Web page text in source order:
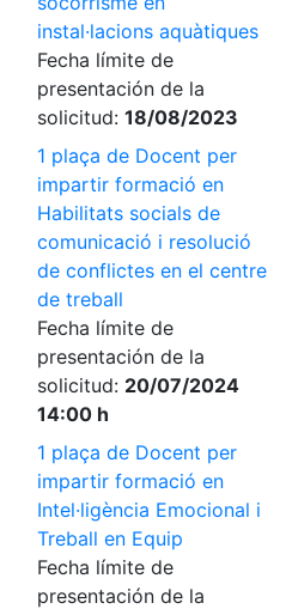
instal·lacions aquàtiques
Fecha límite de
presentación de la
solicitud: 18/08/2023
1 plaça de Docent per
impartir formació en
Habilitats socials de
comunicació i resolució
de conflictes en el centre
de treball
Fecha límite de
presentación de la
solicitud: 20/07/2024
14:00 h
1 plaça de Docent per
impartir formació en
Intel·ligència Emocional i
Treball en Equip
Fecha límite de
presentación de la